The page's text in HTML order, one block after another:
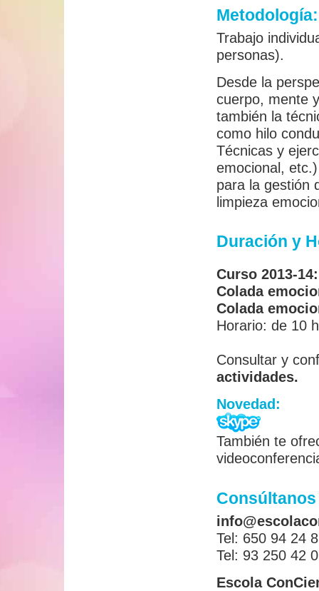
Metodología:
Trabajo
personas).
Desde la
cuerpo, mente
también la
como hilo
Técnicas y
emocional,
para la gestión
limpieza
Duración y
Curso 2013-14:
Colada
Colada
Horario: de 10
Consultar y
actividades.
Novedad:
También te
Consúltanos
Tel: 650 94 24
Tel: 93 250 42
Escola